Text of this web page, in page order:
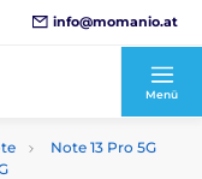
info@momanio.at
Menü
Note 13 Pro 5G